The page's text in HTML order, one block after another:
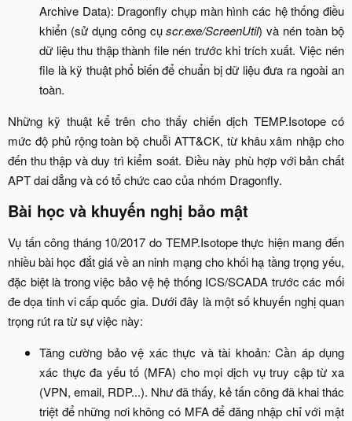
Archive Data): Dragonfly chụp màn hình các hệ thống điều
khiển (sử dụng công cụscr.exe/ScreenUtil) và nén toàn bộ
dữ liệu thu thập thành file nén trước khi trích xuất. Việc nén
file là kỹ thuật phổ biến để chuẩn bị dữ liệu đưa ra ngoài an
toàn.​
Những kỹ thuật kể trên cho thấy chiến dịch TEMP.Isotope có
mức độ phủ rộng toàn bộ chuỗi ATT&CK, từ khâu xâm nhập cho
đến thu thập và duy trì kiểm soát. Điều này phù hợp với bản chất
APT dai dẳng và có tổ chức cao của nhóm Dragonfly.​
Bài học và khuyến nghị bảo mật​
Vụ tấn công tháng 10/2017 do TEMP.Isotope thực hiện mang đến
nhiều bài học đắt giá về an ninh mạng cho khối hạ tầng trọng yếu,
đặc biệt là trong việc bảo vệ hệ thống ICS/SCADA trước các mối
đe dọa tinh vi cấp quốc gia. Dưới đây là một số khuyến nghị quan
trọng rút ra từ sự việc này:​
Tăng cường bảo vệ xác thực và tài khoản:Cần áp dụng
xác thực đa yếu tố (MFA) cho mọi dịch vụ truy cập từ xa
(VPN, email, RDP...). Như đã thấy, kẻ tấn công đã khai thác
triệt để những nơi không có MFA để đăng nhập chỉ với mật